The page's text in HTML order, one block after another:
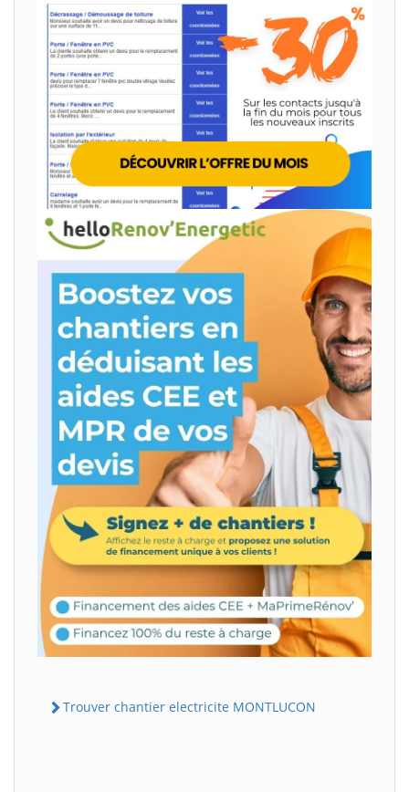
Trouver chantier electricite MONTLUCON